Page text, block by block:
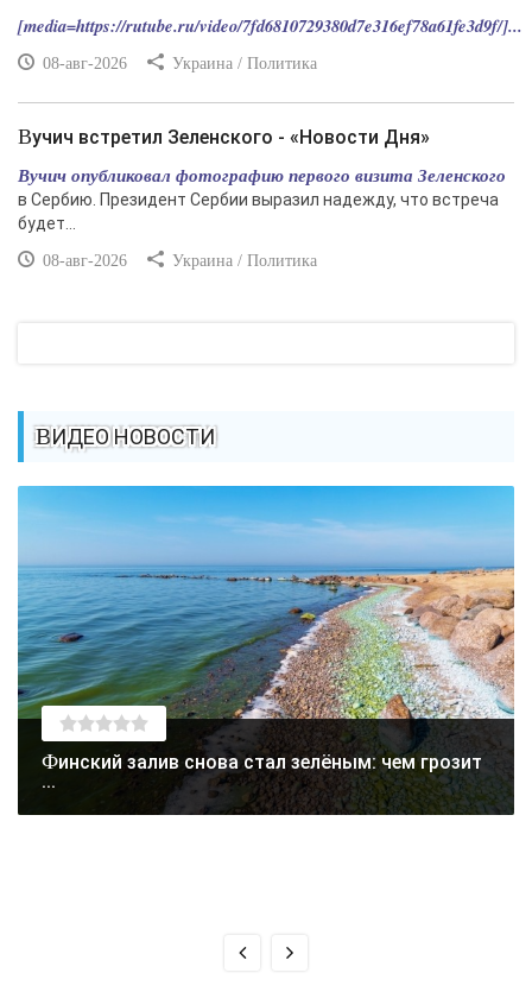
[media=https://rutube.ru/video/7fd6810729380d7e316ef78a61fe3d9f/]...
08-авг-2026 Украина / Политика
Вучич встретил Зеленского - «Новости Дня»
Вучич опубликовал фотографию первого визита Зеленского
в Сербию. Президент Сербии выразил надежду, что встреча
будет...
08-авг-2026 Украина / Политика
ВИДЕО НОВОСТИ
Финский залив снова стал зелёным: чем грозит
...